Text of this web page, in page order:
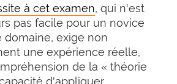
à cet examen, qui n'est
pas facile pour un novice
domaine, exige non
une expérience réelle,
de la « théorie
d'appliquer